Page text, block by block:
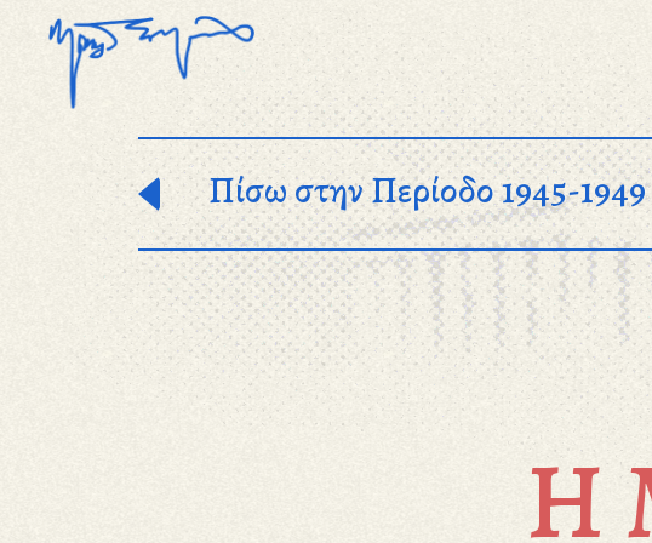
Παράκαμψη προς το κυρίως περιεχόμενο
Πίσω στην Περίοδο 1945-1949
Η